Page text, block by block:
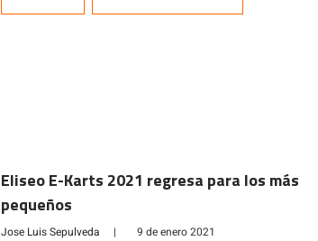
Eliseo E-Karts 2021 regresa para los más
pequeños
Jose Luis Sepulveda | 9 de enero 2021